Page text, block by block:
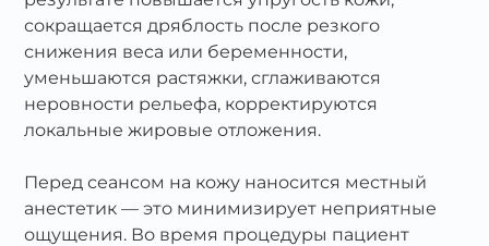
сокращается дряблость после резкого
снижения веса или беременности,
уменьшаются растяжки, сглаживаются
неровности рельефа, корректируются
локальные жировые отложения.
Перед сеансом на кожу наносится местный
анестетик — это минимизирует неприятные
ощущения. Во время процедуры пациент